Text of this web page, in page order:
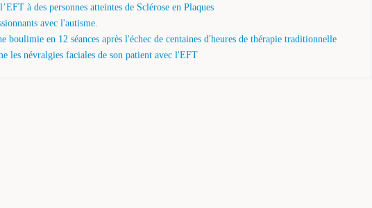
à des personnes atteintes de Sclérose en Plaques
avec l'autisme.
boulimie en 12 séances après l'échec de centaines d'heures de thérapie traditionnelle
les névralgies faciales de son patient avec l'EFT